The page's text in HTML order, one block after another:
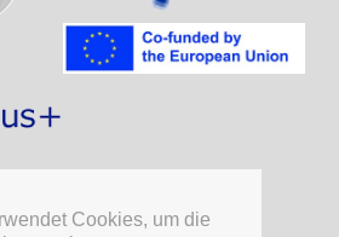
Cookies, um die